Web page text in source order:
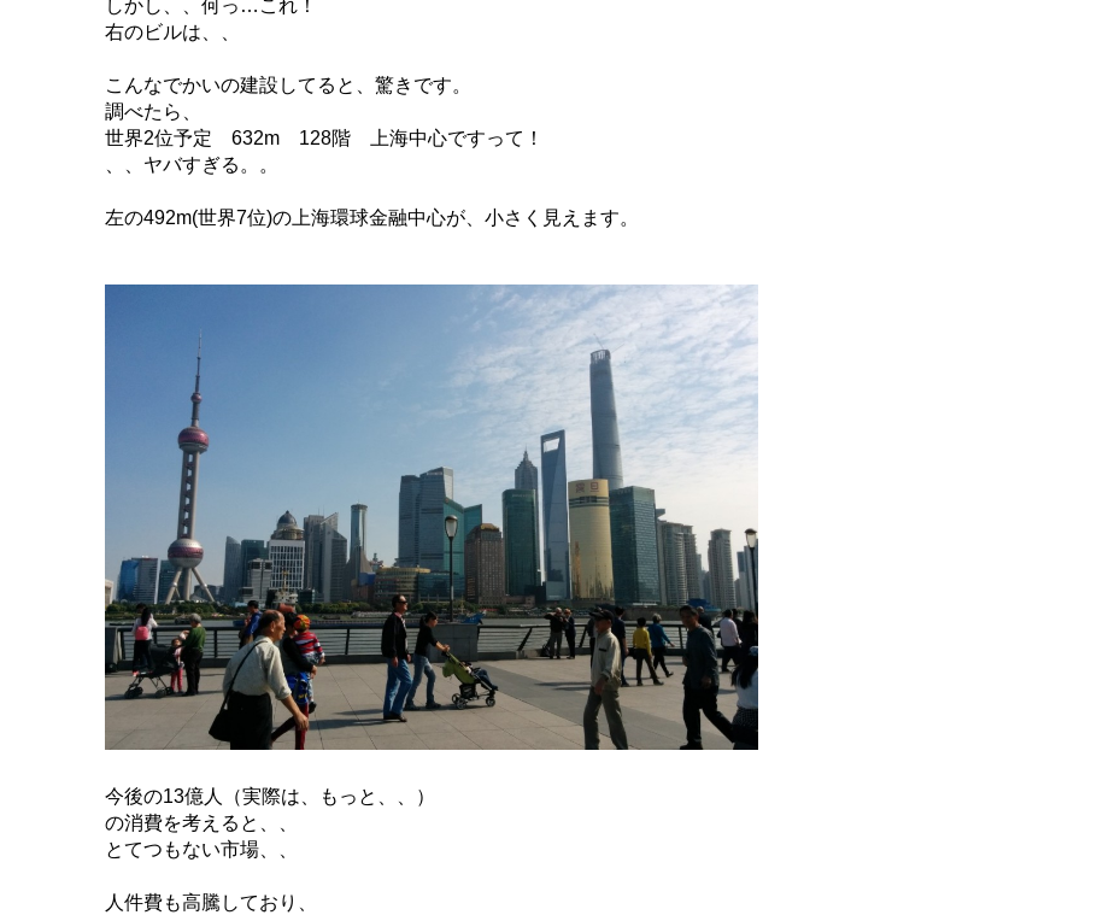
しかし、、何っ…これ！
右のビルは、、
こんなでかいの建設してると、驚きです。
調べたら、
世界2位予定 632m 128階 上海中心ですって！
、、ヤバすぎる。。
左の492m(世界7位)の上海環球金融中心が、小さく見えます。
今後の13億人（実際は、もっと、、）
の消費を考えると、、
とてつもない市場、、
人件費も高騰しており、